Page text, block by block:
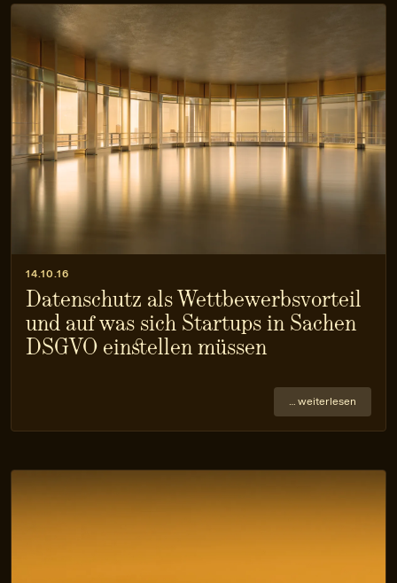
14.10.16
Datenschutz als Wettbewerbsvorteil
und auf was sich Startups in Sachen
DSGVO einstellen müssen
… weiterlesen